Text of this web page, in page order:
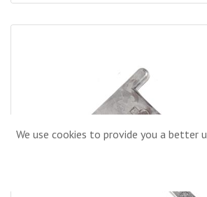
We use cookies to provide you a better